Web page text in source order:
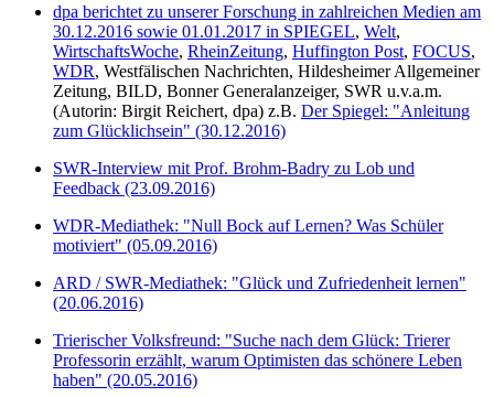
dpa berichtet zu unserer Forschung in zahlreichen Medien am
30.12.2016 sowie 01.01.2017 in SPIEGEL, Welt,
WirtschaftsWoche, RheinZeitung, Huffington Post, FOCUS,
WDR, Westfälischen Nachrichten, Hildesheimer Allgemeiner
Zeitung, BILD, Bonner Generalanzeiger, SWR u.v.a.m.
(Autorin: Birgit Reichert, dpa) z.B. Der Spiegel: "Anleitung
zum Glücklichsein" (30.12.2016)
SWR-Interview mit Prof. Brohm-Badry zu Lob und
Feedback (23.09.2016)
WDR-Mediathek: "Null Bock auf Lernen? Was Schüler
motiviert" (05.09.2016)
ARD / SWR-Mediathek: "Glück und Zufriedenheit lernen"
(20.06.2016)
Trierischer Volksfreund: "Suche nach dem Glück: Trierer
Professorin erzählt, warum Optimisten das schönere Leben
haben" (20.05.2016)